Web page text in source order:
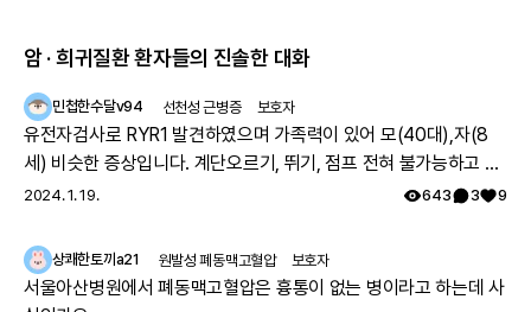
암 · 희귀질환 환자들의 진솔한 대화
민첩한수달v94 선천성 근병증 보호자
유전자검사로 RYR1 발견하였으며 가족력이 있어 모(40대),자(8
세) 비슷한 증상입니다. 계단오르기, 뛰기, 점프 전혀 불가능하고 전
체적으로 몸의 힘이 부족하지만 위의 불가능한점을 빼고는 힘들지
를 보았으나 그당시에는 아킬레스건이 짧아서 그런거라고 운동 열
심히 하라는 답을 듣고 쭉 지내다가 출산후 첫째아이도 같은 증상으
로 서울대병원 방문하여 근육병의심으로 여러 검사를 하였으나 정
2024. 1. 19. 643 3 9
상쾌한토끼a21 원발성 폐동맥고혈압 보호자
서울아산병원에서 폐동맥고혈압은 흉통이 없는 병이라고 하는데 사